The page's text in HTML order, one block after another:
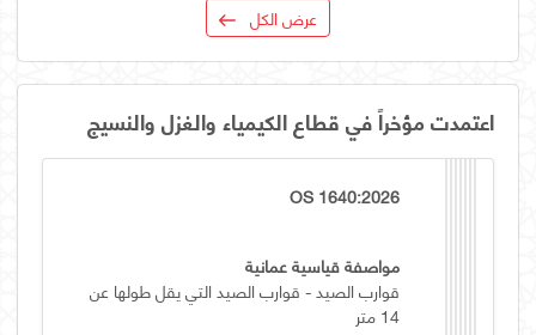
عرض الكل
اعتمدت مؤخراً في قطاع الكيمياء والغزل والنسيج
OS 1640:2026
مواصفة قياسية عمانية
قوارب الصيد - قوارب الصيد التي يقل طولها عن
14 متر